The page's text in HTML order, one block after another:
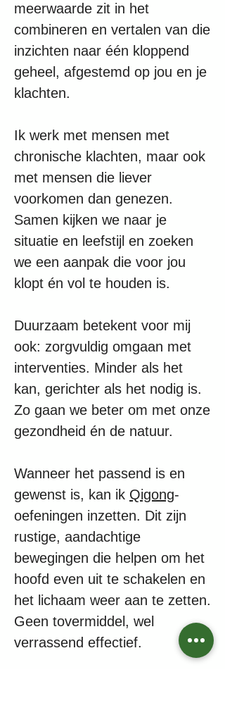
meerwaarde zit in het
combineren en vertalen van die
inzichten naar één kloppend
geheel, afgestemd op jou en je
klachten.
Ik werk met mensen met
chronische klachten, maar ook
met mensen die liever
voorkomen dan genezen.
Samen kijken we naar je
situatie en leefstijl en zoeken
we een aanpak die voor jou
klopt én vol te houden is.
Duurzaam betekent voor mij
ook: zorgvuldig omgaan met
interventies. Minder als het
kan, gerichter als het nodig is.
Zo gaan we beter om met onze
gezondheid én de natuur.
Wanneer het passend is en
gewenst is, kan ik Qigong-
oefeningen inzetten. Dit zijn
rustige, aandachtige
bewegingen die helpen om het
hoofd even uit te schakelen en
het lichaam weer aan te zetten.
Geen tovermiddel, wel
verrassend effectief.